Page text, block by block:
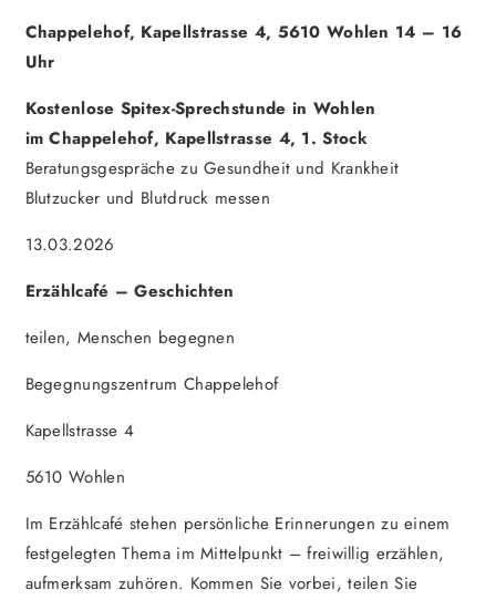
Chappelehof, Kapellstrasse 4, 5610 Wohlen 14 – 16
Uhr
Kostenlose Spitex-Sprechstunde in Wohlen
im Chappelehof, Kapellstrasse 4, 1. Stock
Beratungsgespräche zu Gesundheit und Krankheit
Blutzucker und Blutdruck messen
13.03.2026
Erzählcafé – Geschichten
teilen, Menschen begegnen
Begegnungszentrum Chappelehof
Kapellstrasse 4
5610 Wohlen
Im Erzählcafé stehen persönliche Erinnerungen zu einem
festgelegten Thema im Mittelpunkt – freiwillig erzählen,
aufmerksam zuhören. Kommen Sie vorbei, teilen Sie